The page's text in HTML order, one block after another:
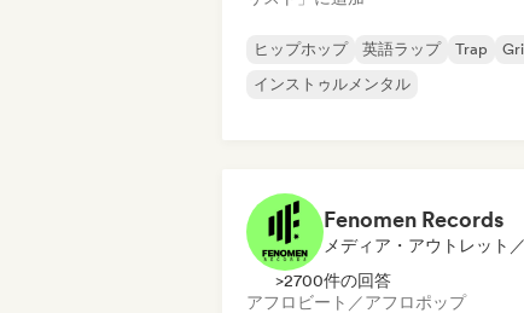
ヒップホップ 英語ラップ Trap
インストゥルメンタル
Fenomen Records
>2700件の回答
アフロビート／アフロポップ